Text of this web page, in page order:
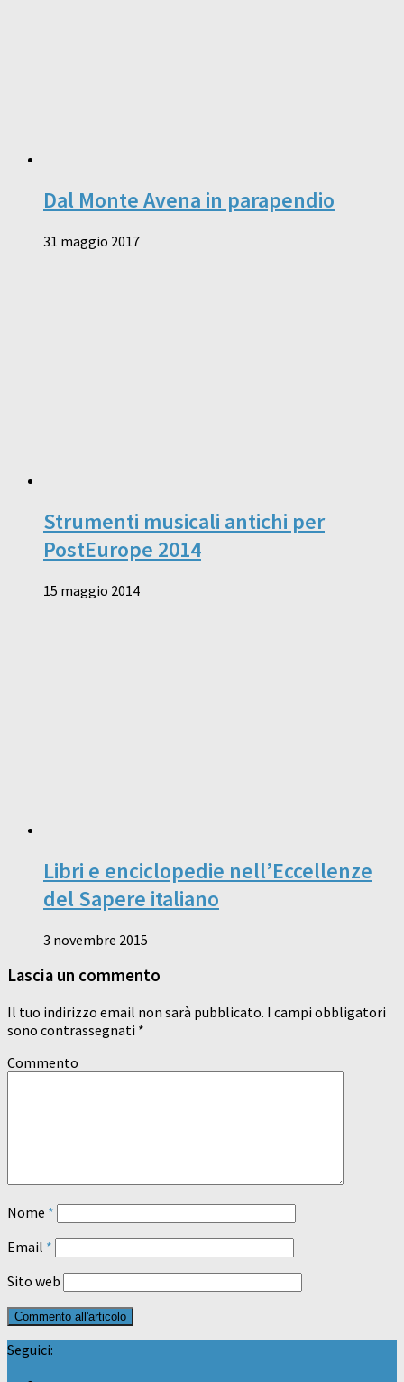
Dal Monte Avena in parapendio
31 maggio 2017
Strumenti musicali antichi per
PostEurope 2014
15 maggio 2014
Libri e enciclopedie nell’Eccellenze
del Sapere italiano
3 novembre 2015
Lascia un commento
Il tuo indirizzo email non sarà pubblicato. I campi obbligatori
sono contrassegnati *
Commento
Nome *
Email *
Sito web
Seguici: